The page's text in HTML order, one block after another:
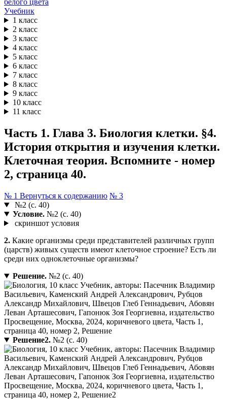
Учебник
1 класс
2 класс
3 класс
4 класс
5 класс
6 класс
7 класс
8 класс
9 класс
10 класс
11 класс
Часть 1. Глава 3. Биология клетки. §4.
История открытия и изучения клетки.
Клеточная теория. Вспомните - номер
2, страница 40.
№ 1 Вернуться к содержанию № 3
№2 (с. 40)
Условие.№2 (с. 40)
скриншот условия
2. Какие организмы среди представителей различных групп
(царств) живых существ имеют клеточное строение? Есть ли
среди них одноклеточные организмы?
Решение.№2 (с. 40)
Решение2.№2 (с. 40)